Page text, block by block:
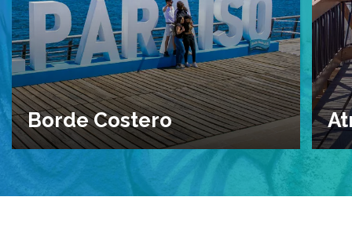
Borde Costero